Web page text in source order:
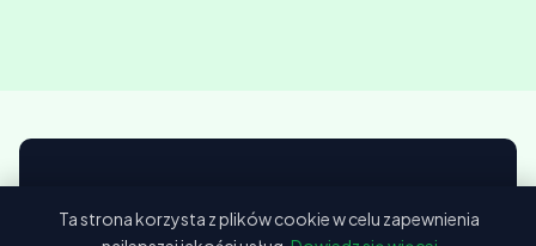
📖 Odwiedź nasz blog
Ta strona korzysta z plików cookie w celu zapewnienia